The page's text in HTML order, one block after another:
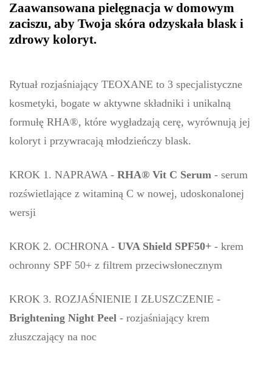
Zaawansowana pielęgnacja w domowym
zaciszu, aby Twoja skóra odzyskała blask i
zdrowy koloryt.
Rytuał rozjaśniający TEOXANE to 3 specjalistyczne
kosmetyki, bogate w aktywne składniki i unikalną
formułę RHA®, które wygładzają cerę, wyrównują jej
koloryt i przywracają młodzieńczy blask.
KROK 1. NAPRAWA - RHA® Vit C Serum - serum
rozświetlające z witaminą C w nowej, udoskonalonej
wersji
KROK 2. OCHRONA - UVA Shield SPF50+ - krem
ochronny SPF 50+ z filtrem przeciwsłonecznym
KROK 3. ROZJAŚNIENIE I ZŁUSZCZENIE -
Brightening Night Peel - rozjaśniający krem
złuszczający na noc